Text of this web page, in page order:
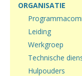
ORGANISATIE
Leiding
Werkgroep
Technische
Hulpouders